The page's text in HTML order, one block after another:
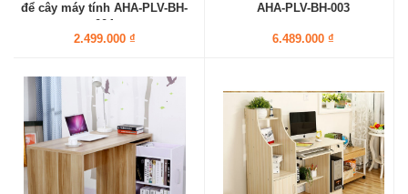
để cây máy tính AHA-PLV-BH-
004
2.499.000 ₫
AHA-PLV-BH-003
6.489.000 ₫